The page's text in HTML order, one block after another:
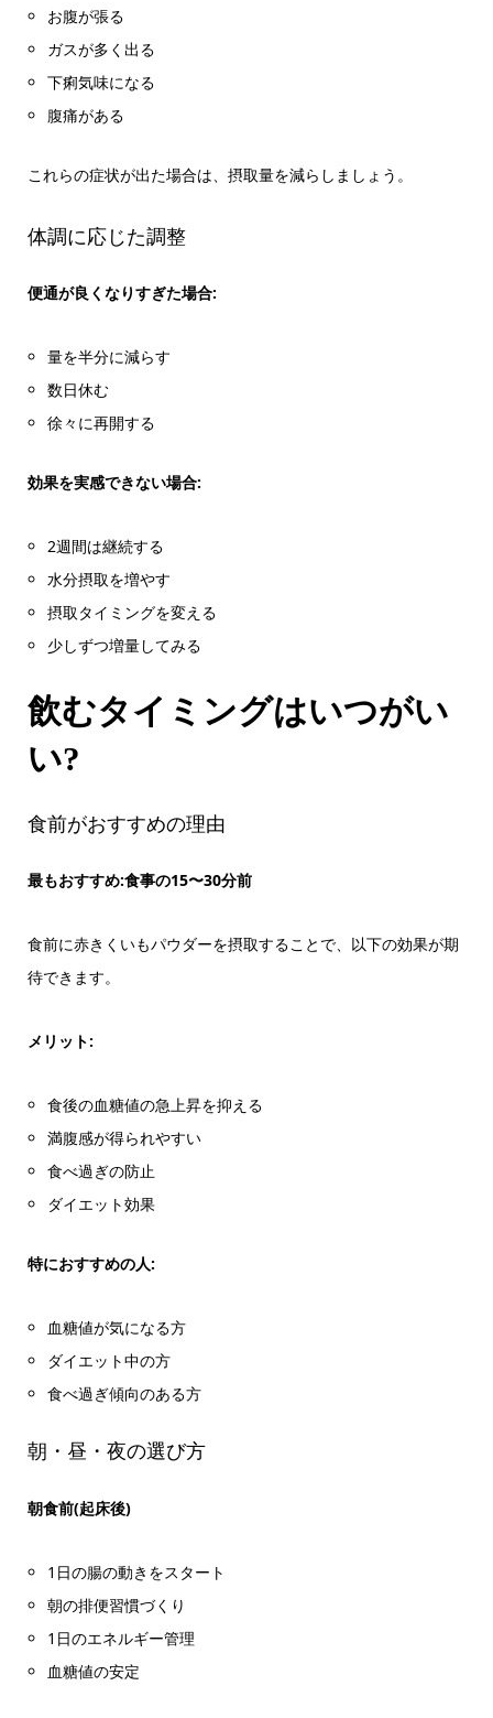
お腹が張る
ガスが多く出る
下痢気味になる
腹痛がある
これらの症状が出た場合は、摂取量を減らしましょう。
体調に応じた調整
便通が良くなりすぎた場合:
量を半分に減らす
数日休む
徐々に再開する
効果を実感できない場合:
2週間は継続する
水分摂取を増やす
摂取タイミングを変える
少しずつ増量してみる
飲むタイミングはいつがい
い?
食前がおすすめの理由
最もおすすめ:食事の15〜30分前
食前に赤きくいもパウダーを摂取することで、以下の効果が期
待できます。
メリット:
食後の血糖値の急上昇を抑える
満腹感が得られやすい
食べ過ぎの防止
ダイエット効果
特におすすめの人:
血糖値が気になる方
ダイエット中の方
食べ過ぎ傾向のある方
朝・昼・夜の選び方
朝食前(起床後)
1日の腸の動きをスタート
朝の排便習慣づくり
1日のエネルギー管理
血糖値の安定